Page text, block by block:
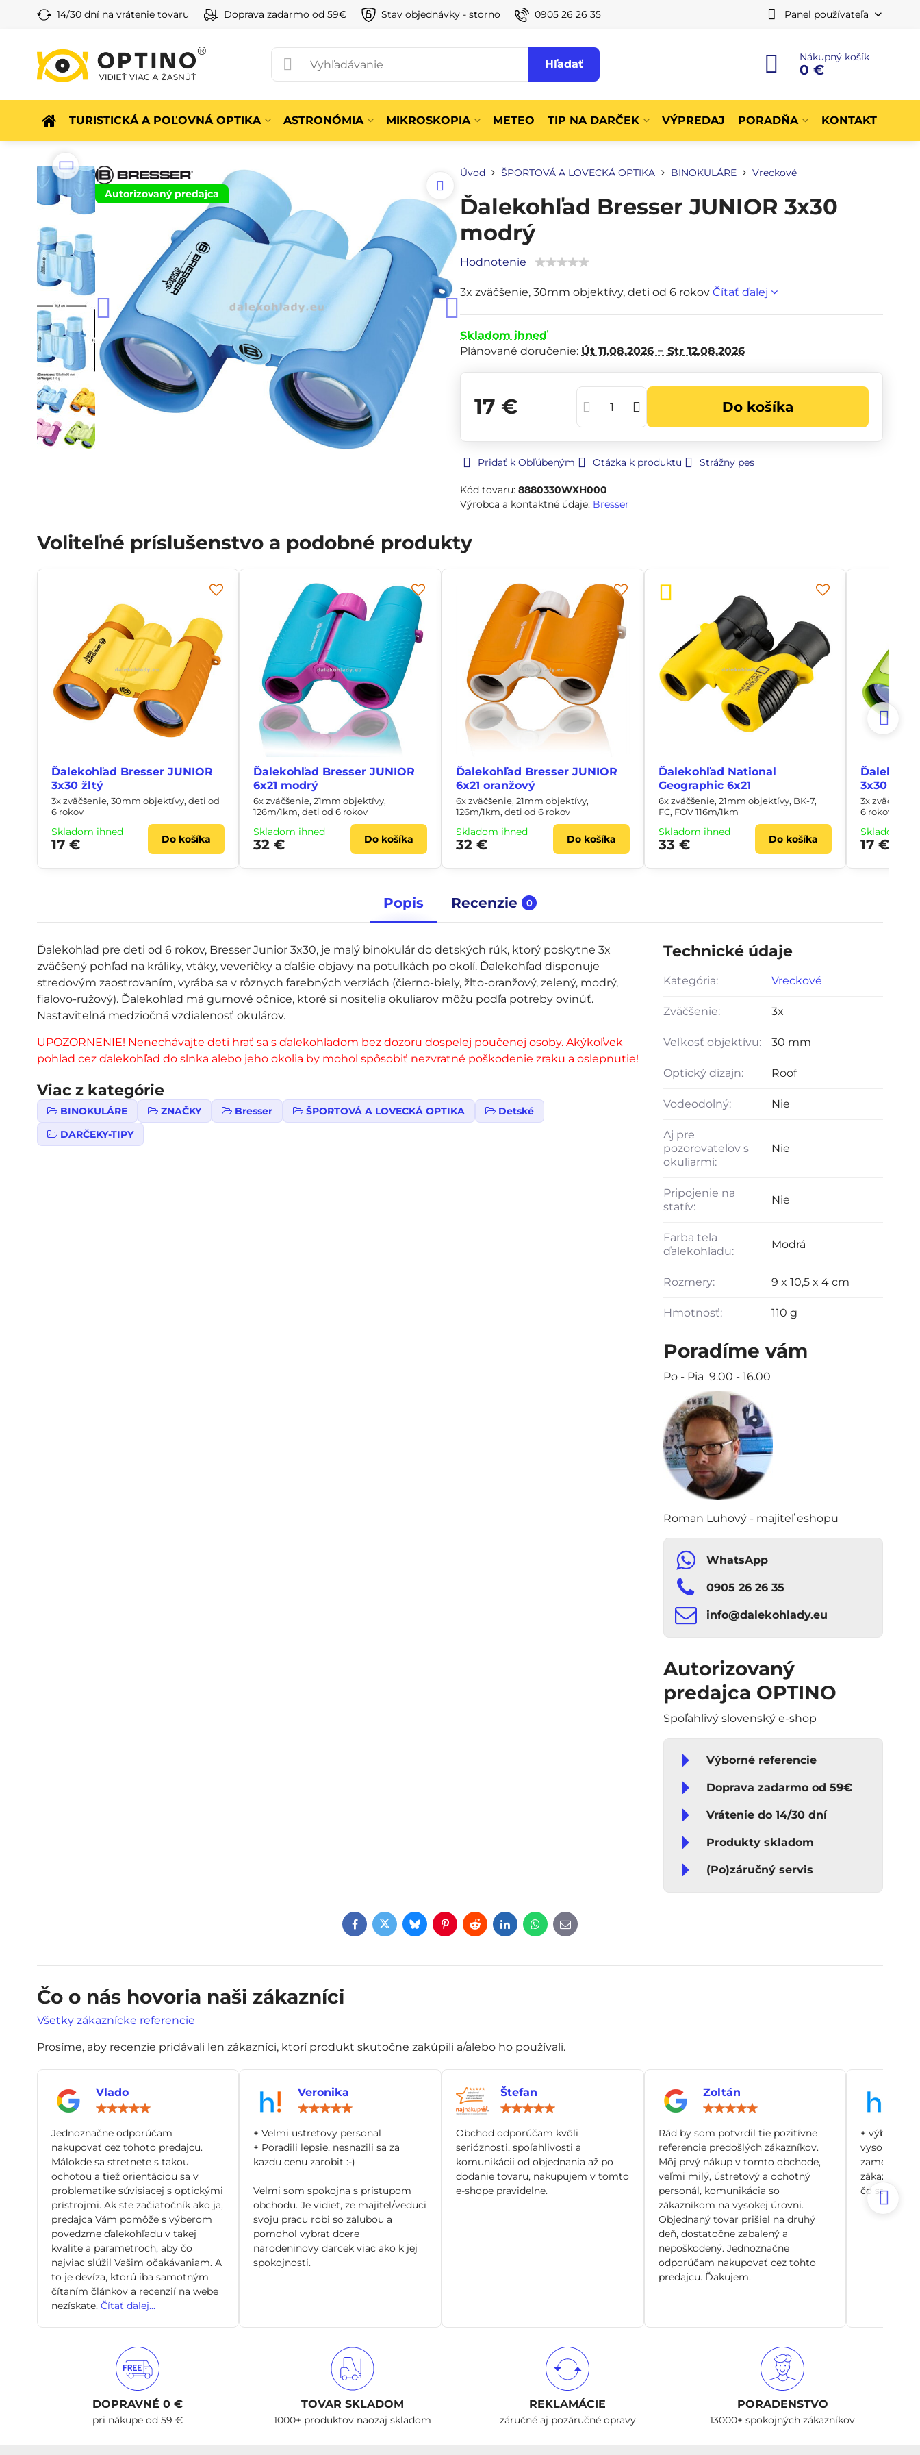
14/30 dní na vrátenie tovaru Doprava zadarmo od 59€ Stav objednávky - storno 0905 26 26 35 Panel používateľa
Hľadať
Nákupný košík
0 €
TURISTICKÁ A POĽOVNÁ OPTIKA ASTRONÓMIA MIKROSKOPIA METEO TIP NA DARČEK VÝPREDAJ PORADŇA KONTAKT
Autorizovaný predajca
Úvod ŠPORTOVÁ A LOVECKÁ OPTIKA BINOKULÁRE Vreckové
Ďalekohľad Bresser JUNIOR 3x30
modrý
Hodnotenie
3x zväčšenie, 30mm objektívy, deti od 6 rokov Čítať ďalej
Skladom ihneď
Plánované doručenie: Út 11.08.2026 − Str 12.08.2026
17 € Do košíka
Pridať k Obľúbeným Otázka k produktu Strážny pes
Kód tovaru: 8880330WXH000
Výrobca a kontaktné údaje: Bresser
Popis Recenzie 0
Ďalekohľad pre deti od 6 rokov, Bresser Junior 3x30, je malý binokulár do detských rúk, ktorý poskytne 3x
zväčšený pohľad na králiky, vtáky, veveričky a ďalšie objavy na potulkách po okolí. Ďalekohľad disponuje
stredovým zaostrovaním, vyrába sa v rôznych farebných verziách (čierno-biely, žlto-oranžový, zelený, modrý,
fialovo-ružový). Ďalekohľad má gumové očnice, ktoré si nositelia okuliarov môžu podľa potreby ovinúť.
Nastaviteľná medziočná vzdialenosť okulárov.
UPOZORNENIE! Nenechávajte deti hrať sa s ďalekohľadom bez dozoru dospelej poučenej osoby. Akýkoľvek
pohľad cez ďalekohľad do slnka alebo jeho okolia by mohol spôsobiť nezvratné poškodenie zraku a oslepnutie!
Viac z kategórie
BINOKULÁRE ZNAČKY Bresser ŠPORTOVÁ A LOVECKÁ OPTIKA
Detské
DARČEKY-TIPY
Technické údaje
Kategória: Vreckové
Zväčšenie: 3x
Veľkosť objektívu: 30 mm
Optický dizajn: Roof
Vodeodolný: Nie
Aj pre
pozorovateľov s
okuliarmi:
Nie
Pripojenie na
statív:
Nie
Farba tela
ďalekohľadu:
Modrá
Rozmery: 9 x 10,5 x 4 cm
Hmotnosť: 110 g
Poradíme vám
Po - Pia 9.00 - 16.00
Roman Luhový - majiteľ eshopu
WhatsApp
0905 26 26 35
info​​@dalekohlady​​.eu
Autorizovaný
predajca OPTINO
Spoľahlivý slovenský e-shop
Výborné referencie
Doprava zadarmo od 59€
Vrátenie do 14/30 dní
Produkty skladom
(Po)záručný servis
Facebook
TwitterBlueskyPinterest
RedditLinkedInWhatsApp
E-
mail
Voliteľné príslušenstvo a podobné produkty
Ďalekohľad Bresser JUNIOR
3x30 žltý
3x zväčšenie, 30mm objektívy, deti od
6 rokov
Skladom ihneď
17 € Do košíka
Ďalekohľad Bresser JUNIOR
6x21 modrý
6x zväčšenie, 21mm objektívy,
126m/1km, deti od 6 rokov
Skladom ihneď
32 € Do košíka
Ďalekohľad Bresser JUNIOR
6x21 oranžový
6x zväčšenie, 21mm objektívy,
126m/1km, deti od 6 rokov
Skladom ihneď
32 € Do košíka
Ďalekohľad National
Geographic 6x21
6x zväčšenie, 21mm objektívy, BK-7,
FC, FOV 116m/1km
Skladom ihneď
33 € Do košíka
3x30
3x
6 rokov
Skladom
17 €
Čo o nás hovoria naši zákazníci
Všetky zákaznícke referencie
Prosíme, aby recenzie pridávali len zákazníci, ktorí produkt skutočne zakúpili a/alebo ho používali.
Vlado
Jednoznačne odporúčam
nakupovať cez tohoto predajcu.
Málokde sa stretnete s takou
ochotou a tiež orientáciou sa v
problematike súvisiacej s optickými
prístrojmi. Ak ste začiatočník ako ja,
predajca Vám pomôže s výberom
povedzme ďalekohľadu v takej
kvalite a parametroch, aby čo
najviac slúžil Vašim očakávaniam. A
to je devíza, ktorú iba samotným
čítaním článkov a recenzií na webe
nezískate. Čítať ďalej...
Veronika
+ Velmi ustretovy personal
+ Poradili lepsie, nesnazili sa za
kazdu cenu zarobit :-)
Velmi som spokojna s pristupom
obchodu. Je vidiet, ze majitel/veduci
svoju pracu robi so zalubou a
pomohol vybrat dcere
narodeninovy darcek viac ako k jej
spokojnosti.
Štefan
Obchod odporúčam kvôli
serióznosti, spoľahlivosti a
komunikácii od objednania až po
dodanie tovaru, nakupujem v tomto
e-shope pravidelne.
Zoltán
/
5
Rád by som potvrdil tie pozitívne
referencie predošlých zákazníkov.
Môj prvý nákup v tomto obchode,
veľmi milý, ústretový a ochotný
personál, komunikácia so
zákazníkom na vysokej úrovni.
Objednaný tovar prišiel na druhý
deň, dostatočne zabalený a
nepoškodený. Jednoznačne
odporúčam nakupovať cez tohto
predajcu. Ďakujem.
+ výborný
vysoko
zamerané
zákazníka,
čo sa dá.
DOPRAVNÉ 0 €
pri nákupe od 59 €
TOVAR SKLADOM
1000+ produktov naozaj skladom
REKLAMÁCIE
záručné aj pozáručné opravy
PORADENSTVO
13000+ spokojných zákazníkov